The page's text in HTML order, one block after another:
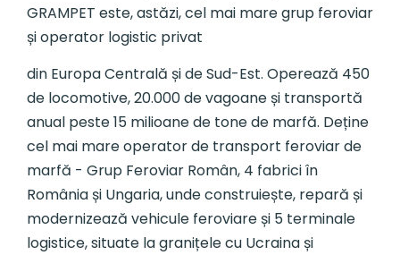
GRAMPET este, astăzi, cel mai mare grup feroviar
și operator logistic privat
din Europa Centrală și de Sud-Est. Operează 450
de locomotive, 20.000 de vagoane și transportă
anual peste 15 milioane de tone de marfă. Deține
cel mai mare operator de transport feroviar de
marfă - Grup Feroviar Român, 4 fabrici în
România și Ungaria, unde construiește, repară și
modernizează vehicule feroviare și 5 terminale
logistice, situate la granițele cu Ucraina și